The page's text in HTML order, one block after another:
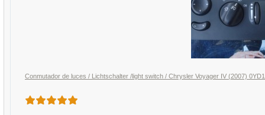
Conmutador de luces / Lichtschalter /light switch / Chrysler Voyager IV (2007)